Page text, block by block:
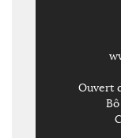
Ouvert